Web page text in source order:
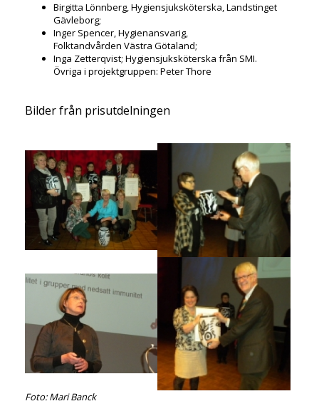
Birgitta Lönnberg, Hygiensjuksköterska, Landstinget
Gävleborg;
Inger Spencer, Hygienansvarig,
Folktandvården Västra Götaland;
Inga Zetterqvist; Hygiensjuksköterska från SMI.
Övriga i projektgruppen: Peter Thore
Bilder från prisutdelningen
Foto: Mari Banck